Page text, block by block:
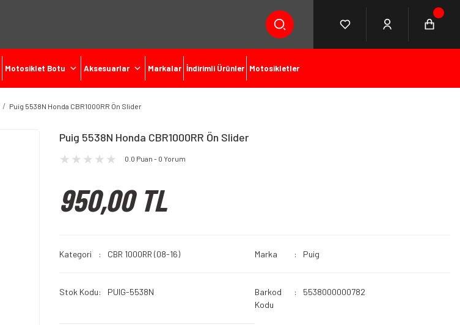
Motosiklet Botu Aksesuarlar Markalar İndirimli Ürünler Motosikletler
Puig 5538N Honda CBR1000RR Ön Slider
Puig 5538N Honda CBR1000RR Ön Slider
0.0 Puan - 0 Yorum
950,00 TL
Kategori CBR 1000RR (08-16) Marka Puig
Stok Kodu PUIG-5538N
Barkod
Kodu
5538000000782